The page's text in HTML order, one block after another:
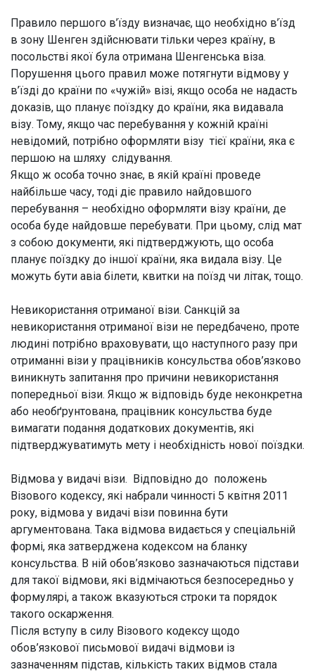
Правило першого в’їзду визначає, що необхідно в’їзд
в зону Шенген здійснювати тільки через країну, в
посольстві якої була отримана Шенгенська віза.
Порушення цього правил може потягнути відмову у
в’їзді до країни по «чужій» візі, якщо особа не надасть
доказів, що планує поїздку до країни, яка видавала
візу. Тому, якщо час перебування у кожній країні
невідомий, потрібно оформляти візу тієї країни, яка є
першою на шляху слідування.
Якщо ж особа точно знає, в якій країні проведе
найбільше часу, тоді діє правило найдовшого
перебування – необхідно оформляти візу країни, де
особа буде найдовше перебувати. При цьому, слід мат
з собою документи, які підтверджують, що особа
планує поїздку до іншої країни, яка видала візу. Це
можуть бути авіа білети, квитки на поїзд чи літак, тощо.
Невикористання отриманої візи. Санкцій за
невикористання отриманої візи не передбачено, проте
людині потрібно враховувати, що наступного разу при
отриманні візи у працівників консульства обов’язково
виникнуть запитання про причини невикористання
попередньої візи. Якщо ж відповідь буде неконкретна
або необґрунтована, працівник консульства буде
вимагати подання додаткових документів, які
підтверджуватимуть мету і необхідність нової поїздки.
Відмова у видачі візи. Відповідно до положень
Візового кодексу, які набрали чинності 5 квітня 2011
року, відмова у видачі візи повинна бути
аргументована. Така відмова видається у спеціальній
формі, яка затверджена кодексом на бланку
консульства. В ній обов’язково зазначаються підстави
для такої відмови, які відмічаються безпосередньо у
формулярі, а також вказуються строки та порядок
такого оскарження.
Після вступу в силу Візового кодексу щодо
обов’язкової письмової видачі відмови із
зазначенням підстав, кількість таких відмов стала